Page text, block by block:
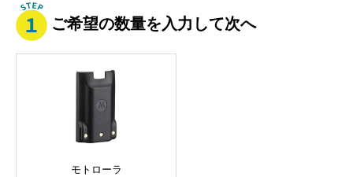
ご希望の数量を入力して次へ
モトローラ